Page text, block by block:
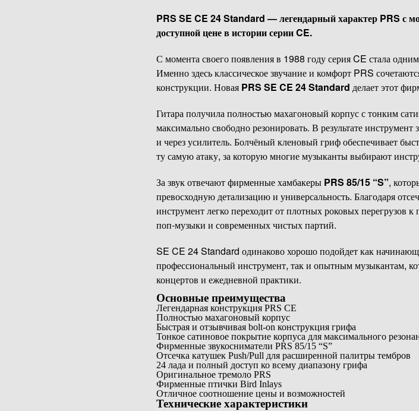
PRS SE CE 24 Standard — легендарный характер PRS с
доступной цене в истории серии CE.
С момента своего появления в 1988 году серия CE стала
Именно здесь классическое звучание и комфорт PRS
конструкции. Новая PRS SE CE 24 Standard делает этот
Гитара получила полностью махагоновый корпус с тонким
максимально свободно резонировать. В результате
и через усилитель. Болчёный кленовый гриф обеспечивает
ту самую атаку, за которую многие музыканты выбирают
За звук отвечают фирменные хамбакеры PRS 85/15 “S”,
превосходную детализацию и универсальность. Благодаря
инструмент легко переходит от плотных роковых перегрузов
поп-музыки и современных чистых партий.
SE CE 24 Standard одинаково хорошо подойдет как
профессиональный инструмент, так и опытным музыкантам,
концертов и ежедневной практики.
Основные преимущества
Легендарная конструкция PRS CE
Полностью махагоновый корпус
Быстрая и отзывчивая bolt-on конструкция грифа
Тонкое сатиновое покрытие корпуса для максимального
Фирменные звукосниматели PRS 85/15 “S”
Отсечка катушек Push/Pull для расширенной палитры тембров
24 лада и полный доступ ко всему диапазону грифа
Оригинальное тремоло PRS
Фирменные птички Bird Inlays
Отличное соотношение цены и возможностей
Технические характеристики